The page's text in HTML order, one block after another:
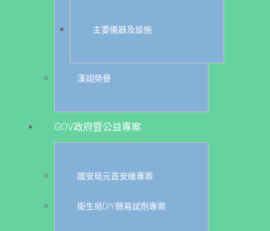
主要儀器及設施
漢翊榮譽
GOV政府暨公益專案
國安局元首安維專案
衛生局DIY簡易試劑專案